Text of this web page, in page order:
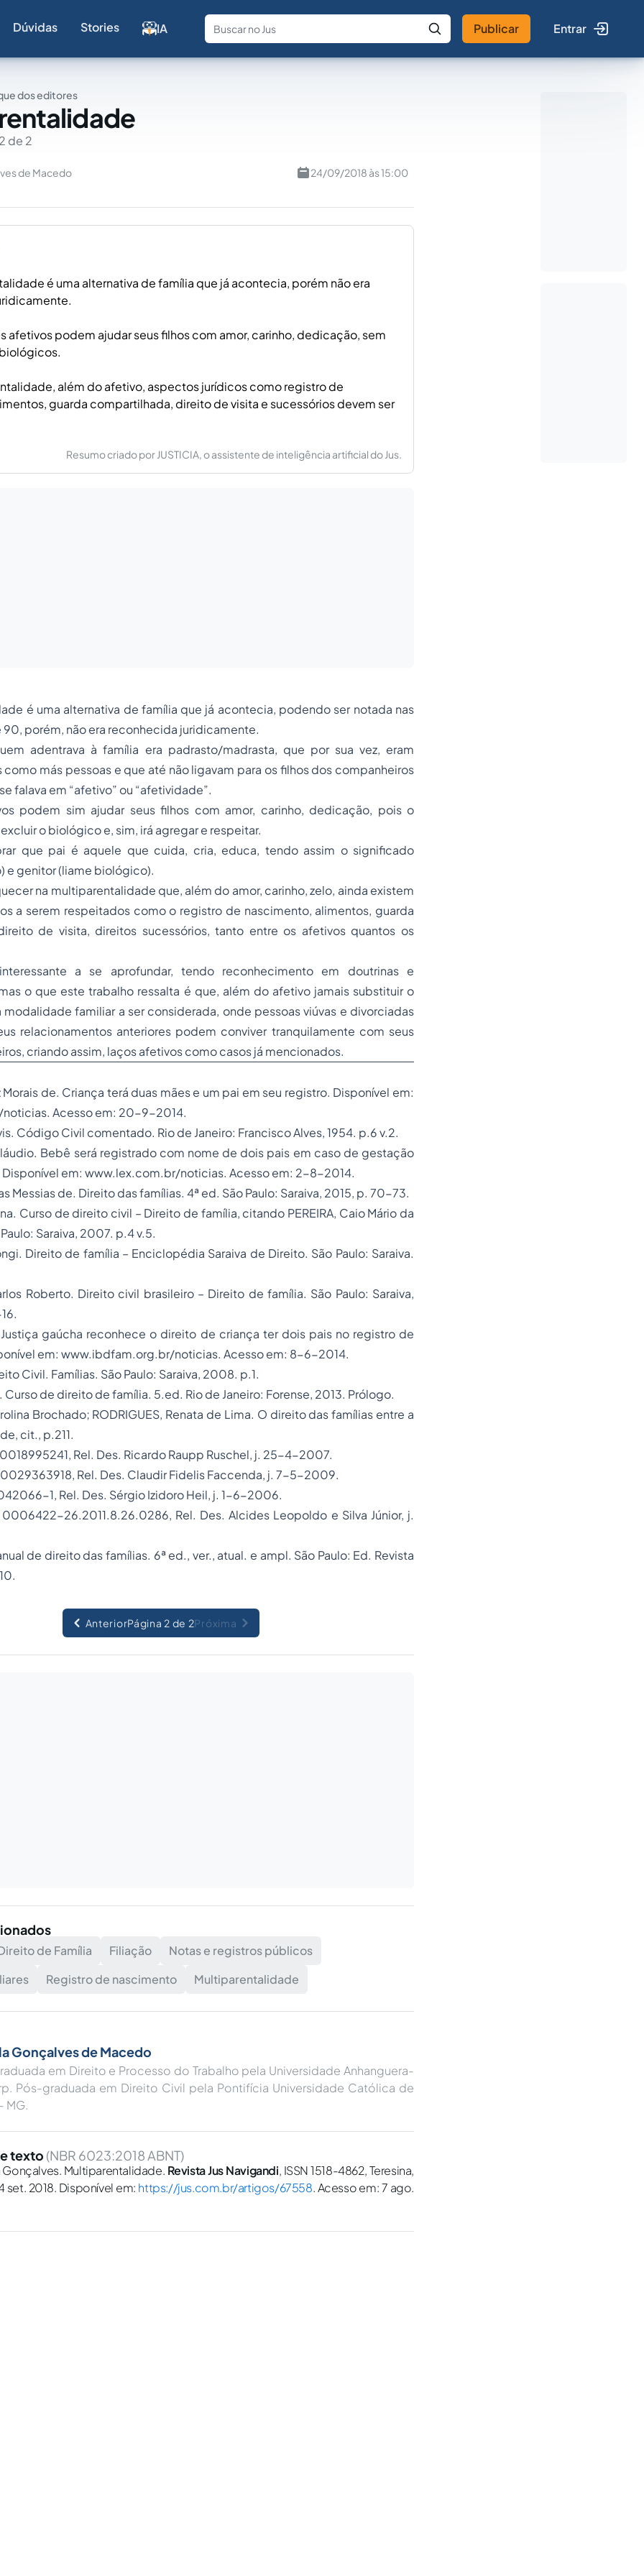
Dúvidas Stories IA
Fale com a IA Buscar no Jus
Publicar Entrar
dos editores
de 2
de Macedo 24/09/2018 às 15:00
é uma alternativa de família que já acontecia, porém não era
afetivos podem ajudar seus filhos com amor, carinho, dedicação, sem
além do afetivo, aspectos jurídicos como registro de
guarda compartilhada, direito de visita e sucessórios devem ser
Resumo criado por JUSTICIA, o assistente de inteligência artificial do Jus.
é uma alternativa de família que já acontecia, podendo ser notada nas
porém, não era reconhecida juridicamente.
adentrava à família era padrasto/madrasta, que por sua vez, eram
más pessoas e que até não ligavam para os filhos dos companheiros
falava em “afetivo” ou “afetividade”.
podem sim ajudar seus filhos com amor, carinho, dedicação, pois o
o biológico e, sim, irá agregar e respeitar.
que pai é aquele que cuida, cria, educa, tendo assim o significado
e genitor (liame biológico).
na multiparentalidade que, além do amor, carinho, zelo, ainda existem
a serem respeitados como o registro de nascimento, alimentos, guarda
de visita, direitos sucessórios, tanto entre os afetivos quantos os
a se aprofundar, tendo reconhecimento em doutrinas e
o que este trabalho ressalta é que, além do afetivo jamais substituir o
familiar a ser considerada, onde pessoas viúvas e divorciadas
relacionamentos anteriores podem conviver tranquilamente com seus
criando assim, laços afetivos como casos já mencionados.
Morais de. Criança terá duas mães e um pai em seu registro. Disponível em:
Acesso em: 20-9-2014.
Código Civil comentado. Rio de Janeiro: Francisco Alves, 1954. p.6 v.2.
Bebê será registrado com nome de dois pais em caso de gestação
em: www.lex.com.br/noticias. Acesso em: 2-8-2014.
Messias de. Direito das famílias. 4ª ed. São Paulo: Saraiva, 2015, p. 70-73.
Curso de direito civil – Direito de família, citando PEREIRA, Caio Mário da
Saraiva, 2007. p.4 v.5.
Direito de família – Enciclopédia Saraiva de Direito. São Paulo: Saraiva.
Roberto. Direito civil brasileiro – Direito de família. São Paulo: Saraiva,
Justiça gaúcha reconhece o direito de criança ter dois pais no registro de
em: www.ibdfam.org.br/noticias. Acesso em: 8-6-2014.
Civil. Famílias. São Paulo: Saraiva, 2008. p.1.
Curso de direito de família. 5.ed. Rio de Janeiro: Forense, 2013. Prólogo.
Brochado; RODRIGUES, Renata de Lima. O direito das famílias entre a
cit., p.211.
Rel. Des. Ricardo Raupp Ruschel, j. 25-4-2007.
70029363918, Rel. Des. Claudir Fidelis Faccenda, j. 7-5-2009.
1, Rel. Des. Sérgio Izidoro Heil, j. 1-6-2006.
0006422-26.2011.8.26.0286, Rel. Des. Alcides Leopoldo e Silva Júnior, j.
de direito das famílias. 6ª ed., ver., atual. e ampl. São Paulo: Ed. Revista
AnteriorPágina 2 de 2Próxima
de Família Filiação
Notas e registros públicos
Registro de nascimento Multiparentalidade
Gonçalves de Macedo
em Direito e Processo do Trabalho pela Universidade Anhanguera-
Pós-graduada em Direito Civil pela Pontifícia Universidade Católica de
MG.
texto (NBR 6023:2018 ABNT)
Gonçalves. Multiparentalidade. Revista Jus Navigandi, ISSN 1518-4862, Teresina,
set. 2018. Disponível em: https://jus.com.br/artigos/67558. Acesso em: 7 ago.